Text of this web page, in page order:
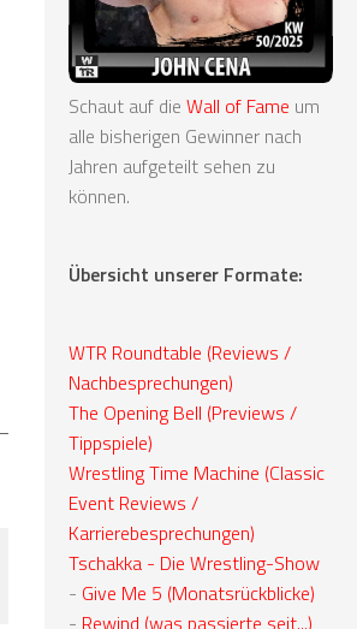
Schaut auf die Wall of Fame um
alle bisherigen Gewinner nach
Jahren aufgeteilt sehen zu
können.
Übersicht unserer Formate:
WTR Roundtable (Reviews /
Nachbesprechungen)
The Opening Bell (Previews /
Tippspiele)
Wrestling Time Machine (Classic
Event Reviews /
Karrierebesprechungen)
Tschakka - Die Wrestling-Show
- Give Me 5 (Monatsrückblicke)
- Rewind (was passierte seit...)